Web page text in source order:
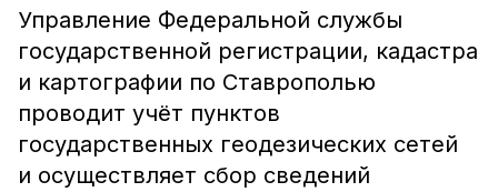
Управление Федеральной службы
государственной регистрации, кадастра
и картографии по Ставрополью
проводит учёт пунктов
государственных геодезических сетей
и осуществляет сбор сведений